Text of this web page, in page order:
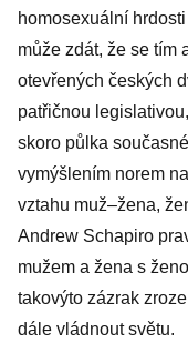
homosexuální
může zdát, že se tím
otevřených českých
patřičnou
skoro půlka
vymýšlením norem
vztahu muž–žena,
Andrew Schapiro
mužem a žena s
takovýto zázrak
dále vládnout světu.